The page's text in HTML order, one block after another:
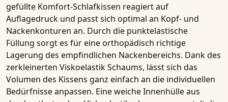
gefüllte Komfort-Schlafkissen reagiert auf
Auflagedruck und passt sich optimal an Kopf- und
Nackenkonturen an. Durch die punktelastische
Füllung sorgt es für eine orthopädisch richtige
Lagerung des empfindlichen Nackenbereichs. Dank des
zerkleinerten Viskoelastik Schaums, lässt sich das
Volumen des Kissens ganz einfach an die individuellen
Bedürfnisse anpassen. Eine weiche Innenhülle aus